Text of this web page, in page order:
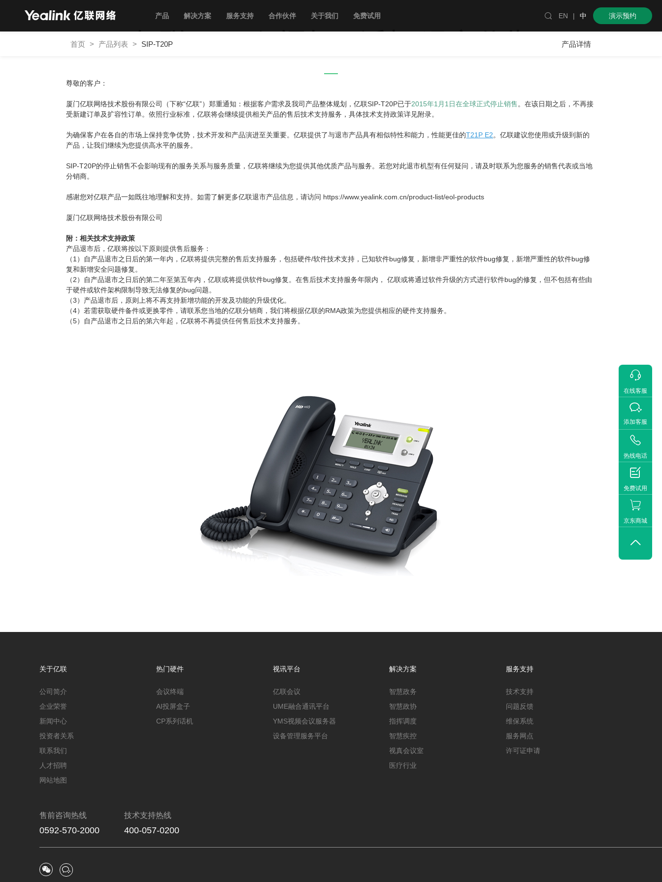
产品 解决方案 服务支持 合作伙伴 关于我们 免费试用  EN | 中 演示预约
首页 > 产品列表 > SIP-T20P 产品详情
亿联T20P入门级IP话机 退市公告
——
尊敬的客户：
厦门亿联网络技术股份有限公司（下称“亿联”）郑重通知：根据客户需求及我司产品整体规划，亿联SIP-T20P已于2015年1 月1 日在全球正式停止销售 。在该日期之后，不再接
受新建订单及扩容性订单。依照行业标准，亿联将会继续提供相关产品的售后技术支持服务，具体技术支持政策详见附录。
为确保客户在各自的市场上保持竞争优势，技术开发和产品演进至关重要。亿联提供了与退市产品具有相似特性和能力，性能更佳的T21P E2。亿联建议您使用或升级到新的
产品，让我们继续为您提供高水平的服务。
SIP-T20P的停止销售不会影响现有的服务关系与服务质量，亿联将继续为您提供其他优质产品与服务。若您对此退市机型有任何疑问，请及时联系为您服务的销售代表或当地
分销商。
感谢您对亿联产品一如既往地理解和支持。如需了解更多亿联退市产品信息，请访问 https://www.yealink.com.cn/product-list/eol-products
厦门亿联网络技术股份有限公司
附：相关技术支持政策
产品退市后，亿联将按以下原则提供售后服务：
（1）自产品退市之日后的第一年内，亿联将提供完整的售后支持服务，包括硬件/软件技术支持，已知软件bug修复，新增非严重性的软件bug修复，新增严重性的软件bug修
复和新增安全问题修复。
（2）自产品退市之日后的第二年至第五年内，亿联或将提供软件bug修复。在售后技术支持服务年限内， 亿联或将通过软件升级的方式进行软件bug的修复，但不包括有些由
于硬件或软件架构限制导致无法修复的bug问题。
（3）产品退市后，原则上将不再支持新增功能的开发及功能的升级优化。
（4）若需获取硬件备件或更换零件，请联系您当地的亿联分销商，我们将根据亿联的RMA政策为您提供相应的硬件支持服务。
（5）自产品退市之日后的第六年起，亿联将不再提供任何售后技术支持服务。

在线客服

添加客服

热线电话

免费试用
京东商城

关于亿联
公司简介
企业荣誉
新闻中心
投资者关系
联系我们
人才招聘
网站地图
热门硬件
会议终端
AI投屏盒子
CP系列话机
视讯平台
亿联会议
UME融合通讯平台
YMS视频会议服务器
设备管理服务平台
解决方案
智慧政务
智慧政协
指挥调度
智慧疾控
视真会议室
医疗行业
服务支持
技术支持
问题反馈
维保系统
服务网点
许可证申请
售前咨询热线
0592-570-2000
技术支持热线
400-057-0200
 